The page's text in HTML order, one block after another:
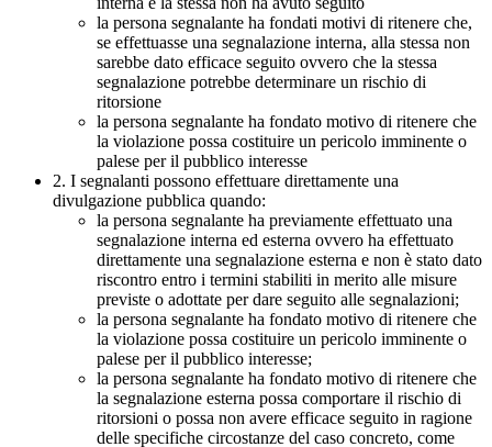
la persona segnalante ha fondati motivi di ritenere che,
se effettuasse una segnalazione interna, alla stessa non
sarebbe dato efficace seguito ovvero che la stessa
segnalazione potrebbe determinare un rischio di
ritorsione
la persona segnalante ha fondato motivo di ritenere che
la violazione possa costituire un pericolo imminente o
palese per il pubblico interesse
2. I segnalanti possono effettuare direttamente una
divulgazione pubblica quando:
la persona segnalante ha previamente effettuato una
segnalazione interna ed esterna ovvero ha effettuato
direttamente una segnalazione esterna e non è stato dato
riscontro entro i termini stabiliti in merito alle misure
previste o adottate per dare seguito alle segnalazioni;
la persona segnalante ha fondato motivo di ritenere che
la violazione possa costituire un pericolo imminente o
palese per il pubblico interesse;
la persona segnalante ha fondato motivo di ritenere che
la segnalazione esterna possa comportare il rischio di
ritorsioni o possa non avere efficace seguito in ragione
delle specifiche circostanze del caso concreto, come